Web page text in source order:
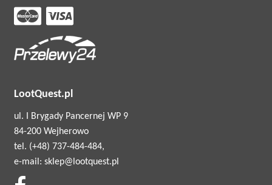
LootQuest.pl
ul. I Brygady Pancernej WP 9
84-200 Wejherowo
tel. (+48) 737-484-484,
e-mail: sklep@lootquest.pl